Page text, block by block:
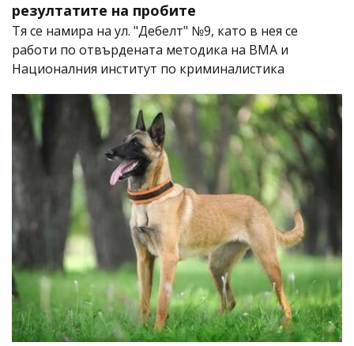
резултатите на пробите
Тя се намира на ул. "Дебелт" №9, като в нея се
работи по отвърдената методика на ВМА и
Националния институт по криминалистика